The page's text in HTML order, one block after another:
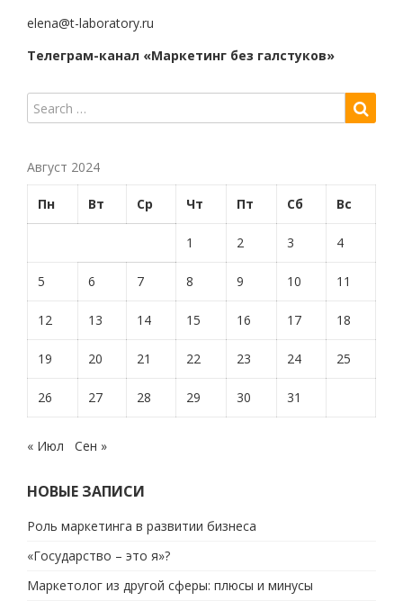
elena@t-laboratory.ru
Телеграм-канал «Маркетинг без галстуков»
Август 2024
Пн Вт Ср Чт Пт Сб Вс
1 2 3 4
5 6 7 8 9 10 11
12 13 14 15 16 17 18
19 20 21 22 23 24 25
26 27 28 29 30 31
« Июл Сен »
НОВЫЕ ЗАПИСИ
Роль маркетинга в развитии бизнеса
«Государство – это я»?
Маркетолог из другой сферы: плюсы и минусы